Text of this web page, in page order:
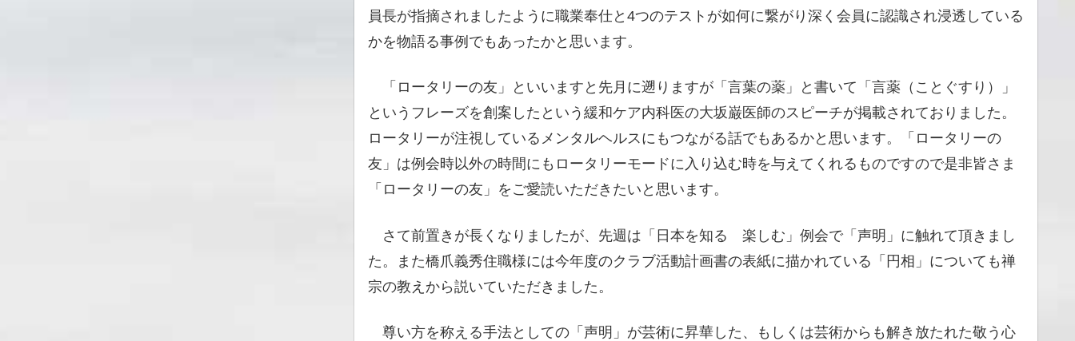
員長が指摘されましたように職業奉仕と4つのテストが如何に繋がり深く会員に認識され浸透している
かを物語る事例でもあったかと思います。
「ロータリーの友」といいますと先月に遡りますが「言葉の薬」と書いて「言薬（ことぐすり）」
というフレーズを創案したという緩和ケア内科医の大坂巌医師のスピーチが掲載されておりました。
ロータリーが注視しているメンタルヘルスにもつながる話でもあるかと思います。「ロータリーの
友」は例会時以外の時間にもロータリーモードに入り込む時を与えてくれるものですので是非皆さま
「ロータリーの友」をご愛読いただきたいと思います。
さて前置きが長くなりましたが、先週は「日本を知る 楽しむ」例会で「声明」に触れて頂きまし
た。また橋爪義秀住職様には今年度のクラブ活動計画書の表紙に描かれている「円相」についても禅
宗の教えから説いていただきました。
尊い方を称える手法としての「声明」が芸術に昇華した、もしくは芸術からも解き放たれた敬う心